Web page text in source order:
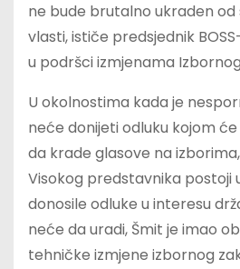
ne bude brutalno ukraden
vlasti, ističe predsjednik
u podršci izmjenama
U okolnostima kada je
neće donijeti odluku kojom
da krade glasove na
Visokog predstavnika postoji
donosile odluke u interesu
neće da uradi, Šmit je imao
tehničke izmjene izbornog